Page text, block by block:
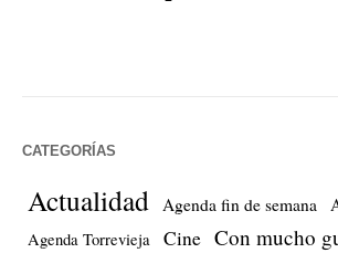
CATEGORÍAS
Actualidad Agenda fin de semana
Agenda Torrevieja Cine Con mucho